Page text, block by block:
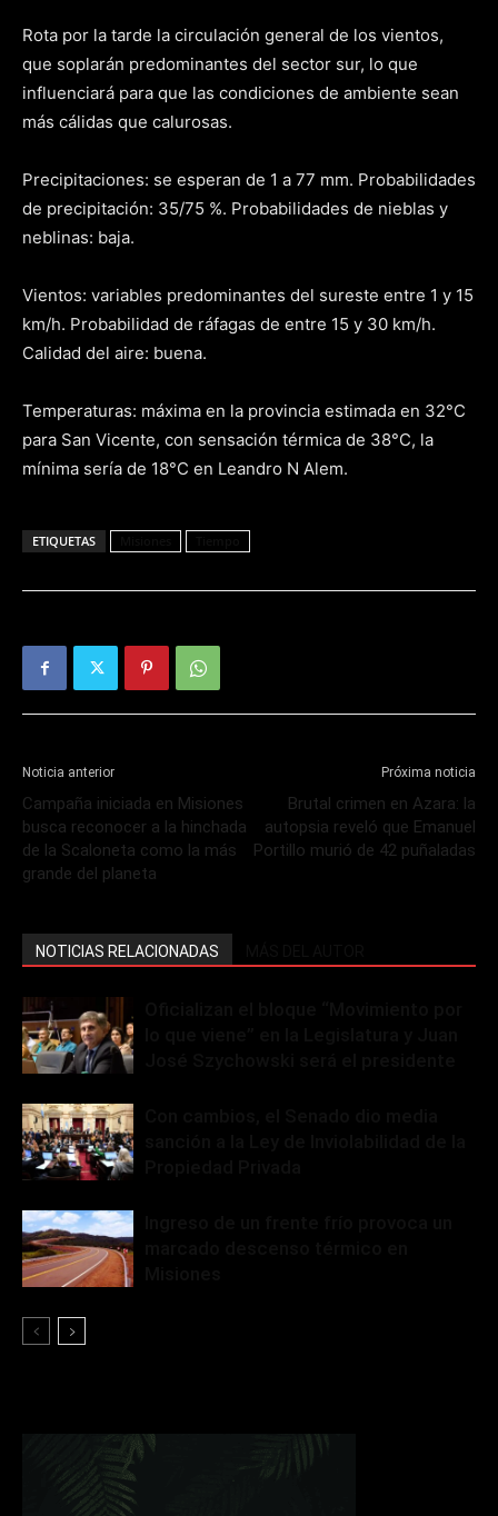
Rota por la tarde la circulación general de los vientos,
que soplarán predominantes del sector sur, lo que
influenciará para que las condiciones de ambiente sean
más cálidas que calurosas.
Precipitaciones: se esperan de 1 a 77 mm. Probabilidades
de precipitación: 35/75 %. Probabilidades de nieblas y
neblinas: baja.
Vientos: variables predominantes del sureste entre 1 y 15
km/h. Probabilidad de ráfagas de entre 15 y 30 km/h.
Calidad del aire: buena.
Temperaturas: máxima en la provincia estimada en 32°C
para San Vicente, con sensación térmica de 38°C, la
mínima sería de 18°C en Leandro N Alem.
ETIQUETAS
Noticia anterior
Campaña iniciada en Misiones
busca reconocer a la hinchada
de la Scaloneta como la más
grande del planeta
Próxima noticia
Brutal crimen en Azara: la
autopsia reveló que Emanuel
Portillo murió de 42 puñaladas
NOTICIAS RELACIONADAS